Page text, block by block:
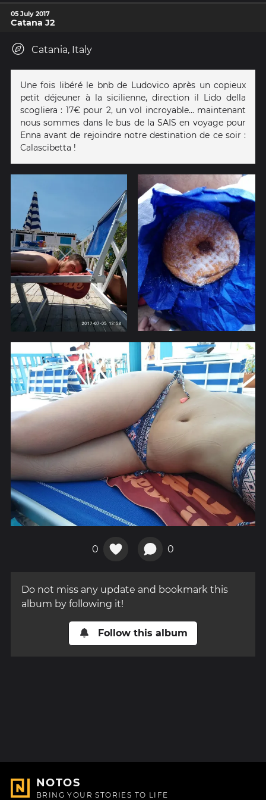
05 July 2017
Catana J2
Catania, Italy
Une fois libéré le bnb de Ludovico après un copieux
petit déjeuner à la sicilienne, direction il Lido della
scogliera : 17€ pour 2, un vol incroyable... maintenant
nous sommes dans le bus de la SAIS en voyage pour
Enna avant de rejoindre notre destination de ce soir :
Calascibetta !
0 0
Do not miss any update and bookmark this
album by following it!
Follow this album
NOTOS
BRING YOUR STORIES TO LIFE